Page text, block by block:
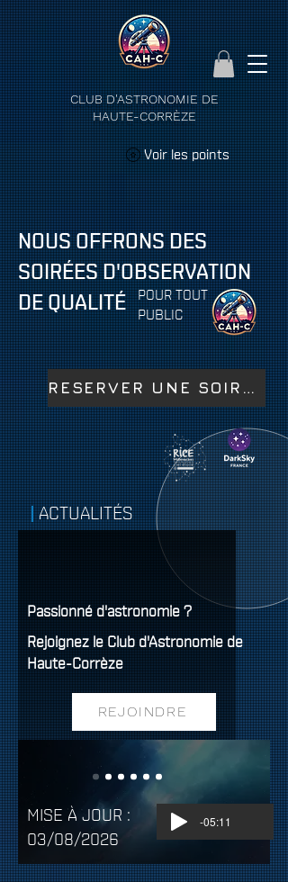
CLUB D'ASTRONOMIE DE
HAUTE-CORRÈZE
Voir les points
NOUS OFFRONS DES
SOIRÉES D'OBSERVATION
DE QUALITÉ
POUR TOUT
PUBLIC
RESERVER UNE SOIREE
ACTUALITÉS
Passionné d'astronomie ?
Rejoignez le Club d'Astronomie de
Haute-Corrèze
REJOINDRE
MISE À JOUR :
03/08/2026
-05:11